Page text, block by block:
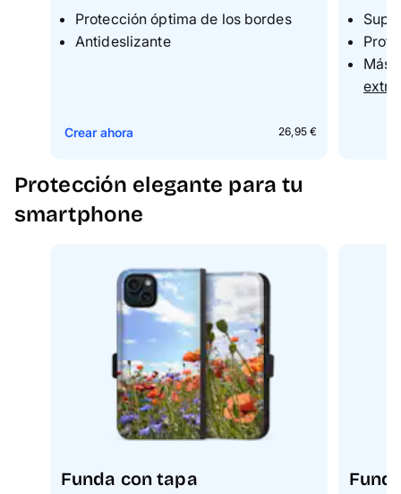
Protección óptima de los bordes
Antideslizante
26,95 €
Crear ahora
P
Más
Protección elegante para tu
smartphone
Funda con tapa